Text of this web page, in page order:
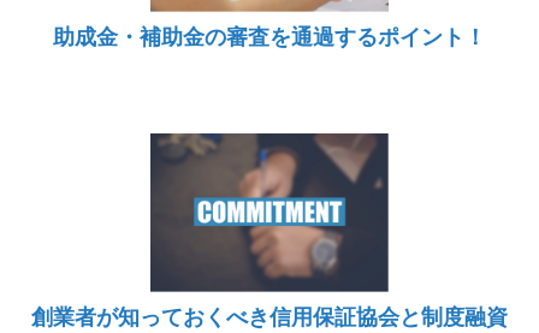
助成金・補助金の審査を通過するポイント！
創業者が知っておくべき信用保証協会と制度融資